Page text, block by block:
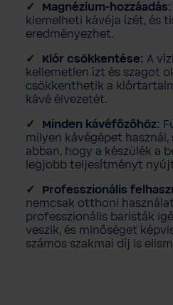
Magnézium-hozzáadás:
kiemelheti kávéja ízét, és
eredményezhet.
Klór csökkentése: A
kellemetlen ízt és szagot
csökkenthetik a
kávé élvezetét.
Minden kávéfőzőhöz:
milyen kávégépet
abban, hogy a készülék a
legjobb teljesítményt
Professzionális
nemcsak otthoni
professzionális baristák
veszik, és minőséget
számos szakmai díj is